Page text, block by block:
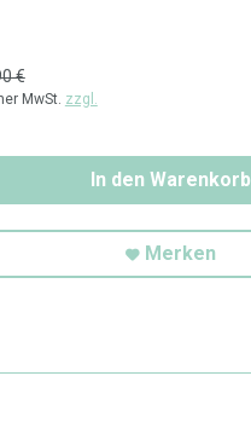
€
MwSt. zzgl.
In den Warenkorb
Merken